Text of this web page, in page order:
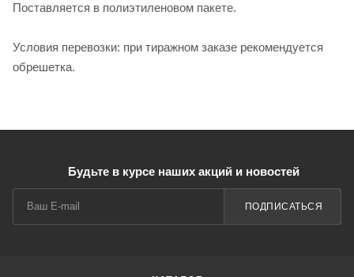
Поставляется в полиэтиленовом пакете.
Условия перевозки: при тиражном заказе рекомендуется
обрешетка.
Будьте в курсе наших акций и новостей
ПОДПИСАТЬСЯ